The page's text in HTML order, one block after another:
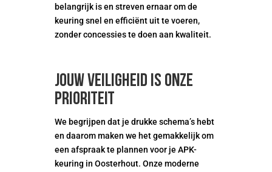
belangrijk is en streven ernaar om de
keuring snel en efficiënt uit te voeren,
zonder concessies te doen aan kwaliteit.
Jouw veiligheid is onze
prioriteit
We begrijpen dat je drukke schema’s hebt
en daarom maken we het gemakkelijk om
een afspraak te plannen voor je APK-
keuring in Oosterhout. Onze moderne